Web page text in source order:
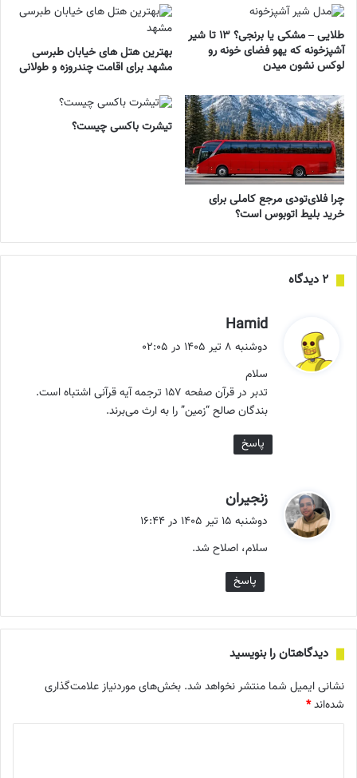
طلایی – مشکی یا برنجی؟ ۱۳ تا شیر
آشپزخونه که یهو فضای خونه رو
لوکس نشون میدن
بهترین هتل های خیابان طبرسی
مشهد برای اقامت چندروزه و طولانی
چرا فلای‌تودی مرجع کاملی برای
خرید بلیط اتوبوس است؟
تیشرت باکسی چیست؟
‫۲ دیدگاه
Hamid
ف
:
دوشنبه ۸ تیر ۱۴۰۵ در ۰۲:۰۵
سلام
تدبر در قرآن صفحه ۱۵۷ ترجمه آیه قرآنی اشتباه است.
بندگان صالح “زمین” را به ارث می‌برند.
پاسخ
زنجیران
ف
:
دوشنبه ۱۵ تیر ۱۴۰۵ در ۱۶:۴۴
سلام، اصلاح شد.
پاسخ
دیدگاهتان را بنویسید
نشانی ایمیل شما منتشر نخواهد شد. بخش‌های موردنیاز علامت‌گذاری
شده‌اند*